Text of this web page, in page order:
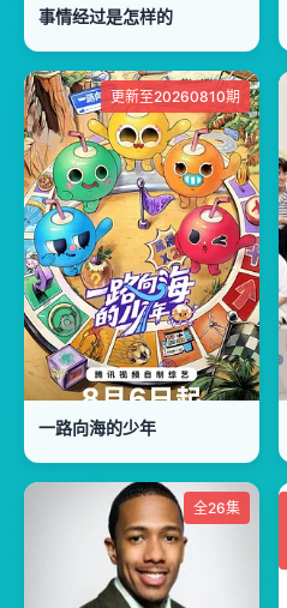
事情经过是怎样的
更新至20260810期
一路向海的少年
全26集